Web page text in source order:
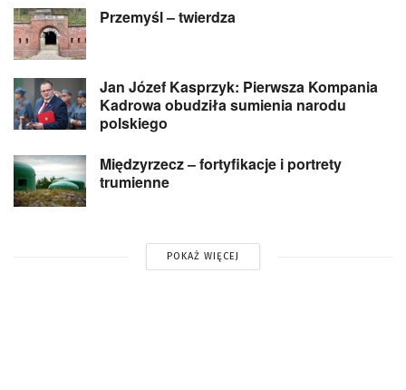
Przemyśl – twierdza
Jan Józef Kasprzyk: Pierwsza Kompania
Kadrowa obudziła sumienia narodu
polskiego
Międzyrzecz – fortyfikacje i portrety
trumienne
POKAŻ WIĘCEJ